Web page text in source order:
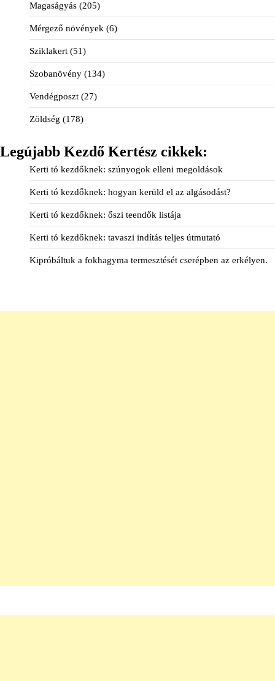
Magaságyás (205)
Mérgező növények (6)
Sziklakert (51)
Szobanövény (134)
Vendégposzt (27)
Zöldség (178)
Legújabb Kezdő Kertész cikkek:
Kerti tó kezdőknek: szúnyogok elleni megoldások
Kerti tó kezdőknek: hogyan kerüld el az algásodást?
Kerti tó kezdőknek: őszi teendők listája
Kerti tó kezdőknek: tavaszi indítás teljes útmutató
Kipróbáltuk a fokhagyma termesztését cserépben az erkélyen.